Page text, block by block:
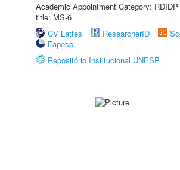
Academic Appointment Category:
title: MS-6
CV Lattes
ResearcherID
Fapesp
Repositório Institucional UNESP